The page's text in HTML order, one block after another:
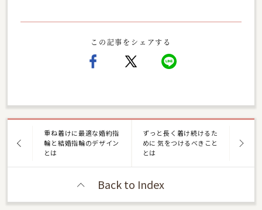
この記事をシェアする
重ね着けに最適な婚約指
輪と結婚指輪のデザイン
とは
ずっと長く着け続けるた
めに 気をつけるべきこと
とは
Back to Index